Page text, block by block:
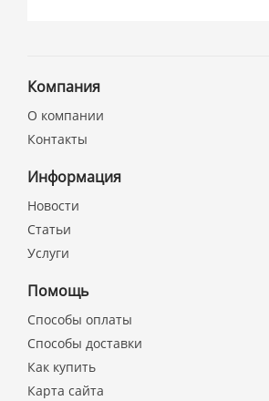
Компания
О компании
Контакты
Информация
Новости
Статьи
Услуги
Помощь
Способы оплаты
Способы доставки
Как купить
Карта сайта